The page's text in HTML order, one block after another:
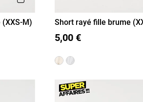
M) XXS/12A XS/14A S/16A
Short rayé fille brume
5,00 €